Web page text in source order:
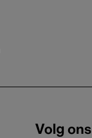
Volg ons